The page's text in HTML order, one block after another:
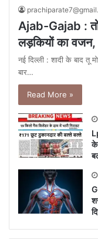
Ajab-Gajab : तो
लड़कियों का
नई दिल्ली : शादी के बाद तू
बार…
Read More »
के